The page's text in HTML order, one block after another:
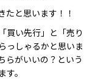
たと思います！！
買い先行」と「売り
っしゃるかと思いま
らがいいの？という
。